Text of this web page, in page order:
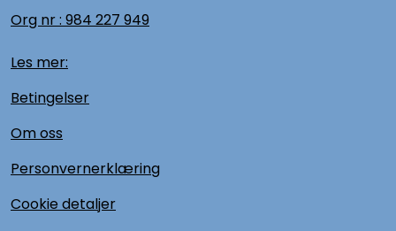
Org nr : 984 227 949
Les mer:
Betingelser
Om oss
Personvernerklæring
Cookie detaljer